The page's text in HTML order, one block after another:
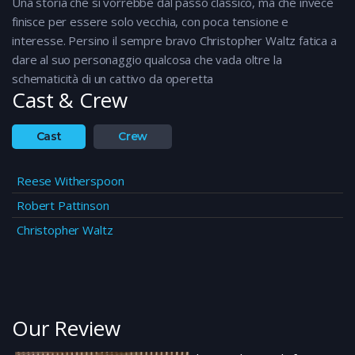
finisce per essere solo vecchia, con poca tensione e
interesse. Persino il sempre bravo Christopher Waltz fatica a
dare al suo personaggio qualcosa che vada oltre la
schematicità di un cattivo da operetta
Cast & Crew
Cast Crew
Reese Witherspoon
Robert Pattinson
Christopher Waltz
Our Review